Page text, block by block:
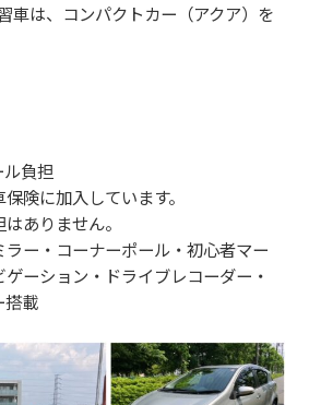
車は、コンパクトカー（アクア）を
負担
険に加入しています。
ありません。
ー・コーナーポール・初心者マー
ーション・ドライブレコーダー・
搭載